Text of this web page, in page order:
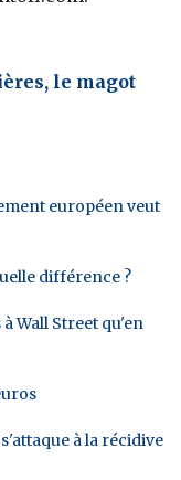
le magot
européen veut
différence ?
Wall Street qu'en
à la récidive